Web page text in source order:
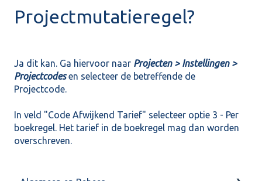
Projectmutatieregel?
Ja dit kan. Ga hiervoor naar Projecten > Instellingen >
Projectcodesen selecteer de betreffende de
Projectcode.
In veld "Code Afwijkend Tarief" selecteer optie 3 - Per
boekregel. Het tarief in de boekregel mag dan worden
overschreven.